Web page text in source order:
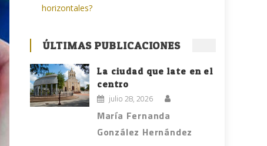
horizontales?
ÚLTIMAS PUBLICACIONES
La ciudad que late en el
centro
julio 28, 2026
María Fernanda
González Hernández